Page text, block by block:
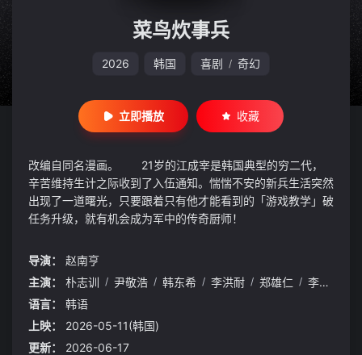
菜鸟炊事兵
2026 韩国 喜剧 / 奇幻
立即播放 收藏
改编自同名漫画。 21岁的江成宰是韩国典型的穷二代，
辛苦维持生计之际收到了入伍通知。惴惴不安的新兵生活突然
出现了一道曙光，只要跟着只有他才能看到的「游戏教学」破
任务升级，就有机会成为军中的传奇厨师！
导演：
赵南亨
主演：
朴志训 / 尹敬浩 / 韩东希 / 李洪耐 / 郑雄仁 / 李相二
语言：
韩语
上映：
2026-05-11(韩国)
更新：
2026-06-17